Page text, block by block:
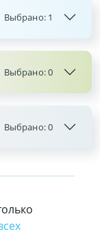
Выбрано: 1
Выбрано:0
Выбрано:0